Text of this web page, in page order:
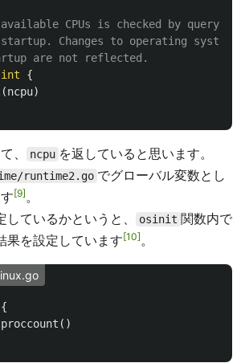
CPUs is checked by querying
Changes to operating system
are not reflected.
int
{
(ncpu)
、 ncpu を返していると思います。
runtime2.go でグローバル変数とし
9 。
しているかというと、 osinit 関数内で
果を設定しています 10 。
{
()